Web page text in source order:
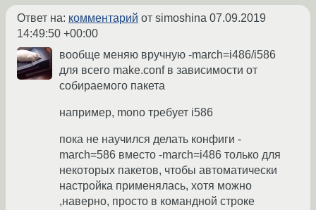
Ответ на: комментарий от simoshina 07.09.2019
14:49:50 +00:00
вообще меняю вручную -march=i486/i586
для всего make.conf в зависимости от
собираемого пакета
например, mono требует i586
пока не научился делать конфиги -
march=586 вместо -march=i486 только для
некоторых пакетов, чтобы автоматически
настройка применялась, хотя можно
,наверно, просто в командной строке